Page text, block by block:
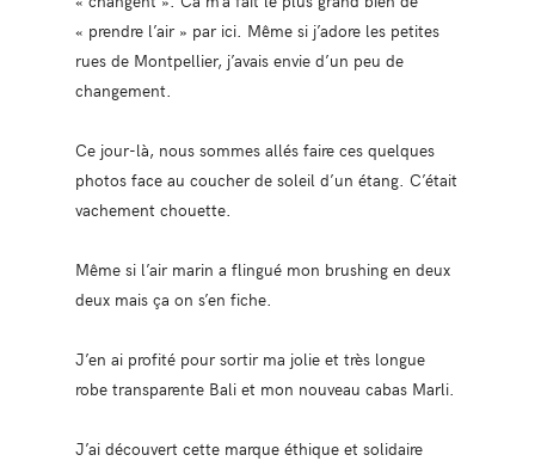
« prendre l’air » par ici. Même si j’adore les petites
rues de Montpellier, j’avais envie d’un peu de
changement.
Ce jour-là, nous sommes allés faire ces quelques
photos face au coucher de soleil d’un étang. C’était
vachement chouette.
Même si l’air marin a flingué mon brushing en deux
deux mais ça on s’en fiche.
J’en ai profité pour sortir ma jolie et très longue
robe transparente Bali et mon nouveau cabas Marli.
J’ai découvert cette marque éthique et solidaire